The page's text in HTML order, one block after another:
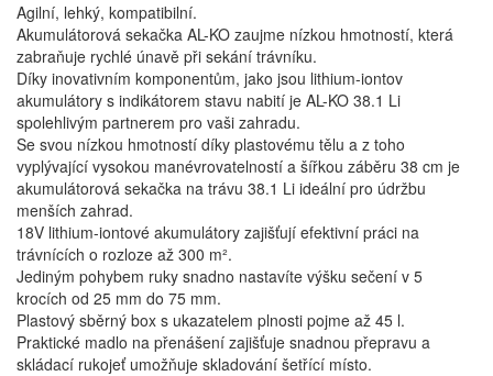
Agilní, lehký, kompatibilní.
Akumulátorová sekačka AL-KO zaujme nízkou hmotností, která
zabraňuje rychlé únavě při sekání trávníku.
Díky inovativním komponentům, jako jsou lithium-iontov
akumulátory s indikátorem stavu nabití je AL-KO 38.1 Li
spolehlivým partnerem pro vaši zahradu.
Se svou nízkou hmotností díky plastovému tělu a z toho
vyplývající vysokou manévrovatelností a šířkou záběru 38 cm je
akumulátorová sekačka na trávu 38.1 Li ideální pro údržbu
menších zahrad.
18V lithium-iontové akumulátory zajišťují efektivní práci na
trávnících o rozloze až 300 m².
Jediným pohybem ruky snadno nastavíte výšku sečení v 5
krocích od 25 mm do 75 mm.
Plastový sběrný box s ukazatelem plnosti pojme až 45 l.
Praktické madlo na přenášení zajišťuje snadnou přepravu a
skládací rukojeť umožňuje skladování šetřící místo.